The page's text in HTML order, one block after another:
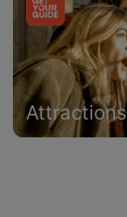
Attractions